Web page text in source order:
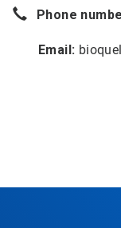
Phone
Email: